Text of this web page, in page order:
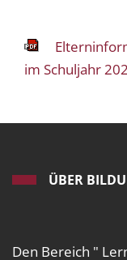
im Schuljahr
ÜBER
Den Bereich "